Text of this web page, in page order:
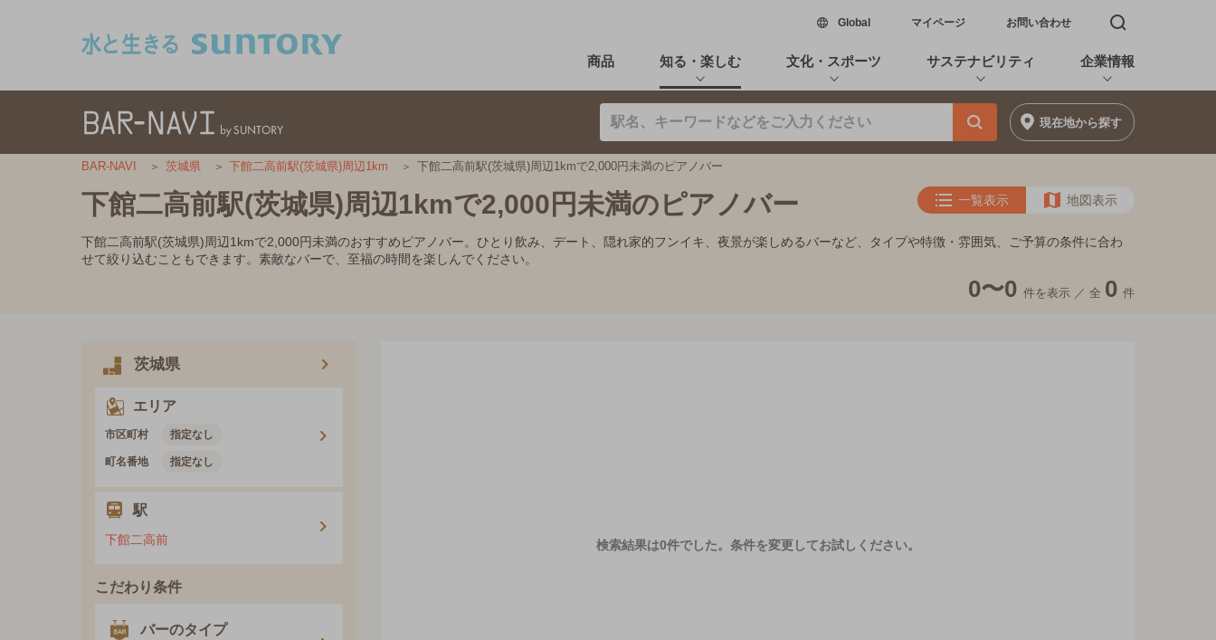
Global新しいウィンドウで開く
マイページ お問い合わせ 検索窓を開く
商品 知る・楽しむ 文化・スポーツ サステナビリティ 企業情報
現在地から探す
BAR-NAVI 茨城県 下館二高前駅(茨城県)周辺1km 下館二高前駅(茨城県)周辺1kmで2,000円未満のピアノバー
下館二高前駅(茨城県)周辺1kmで2,000円未満のピアノバー 一覧表示 地図表示
下館二高前駅(茨城県)周辺1kmで2,000円未満のおすすめピアノバー。ひとり飲み、デート、隠れ家的フンイキ、夜景が楽しめるバーなど、タイプや特徴・雰囲気、ご予算の条件に合わ
せて絞り込むこともできます。素敵なバーで、至福の時間を楽しんでください。
0〜0 件を表示 ／ 全 0 件
茨城県
エリア
市区町村 指定なし
町名番地 指定なし
駅
下館二高前
こだわり条件
バーのタイプ
検索結果は0件でした。 条件を変更してお試しください。